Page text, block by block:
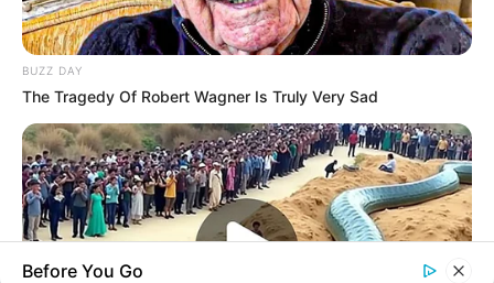
BUZZ DAY
The Tragedy Of Robert Wagner Is Truly Very Sad
Before You Go